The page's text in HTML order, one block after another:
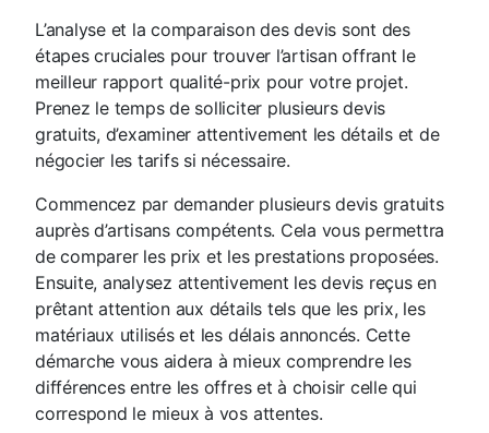
L’analyse et la comparaison des devis sont des
étapes cruciales pour trouver l’artisan offrant le
meilleur rapport qualité-prix pour votre projet.
Prenez le temps de solliciter plusieurs devis
gratuits, d’examiner attentivement les détails et de
négocier les tarifs si nécessaire.
Commencez par demander plusieurs devis gratuits
auprès d’artisans compétents. Cela vous permettra
de comparer les prix et les prestations proposées.
Ensuite, analysez attentivement les devis reçus en
prêtant attention aux détails tels que les prix, les
matériaux utilisés et les délais annoncés. Cette
démarche vous aidera à mieux comprendre les
différences entre les offres et à choisir celle qui
correspond le mieux à vos attentes.